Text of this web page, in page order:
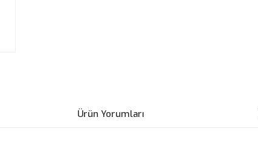
Ürün Yorumları